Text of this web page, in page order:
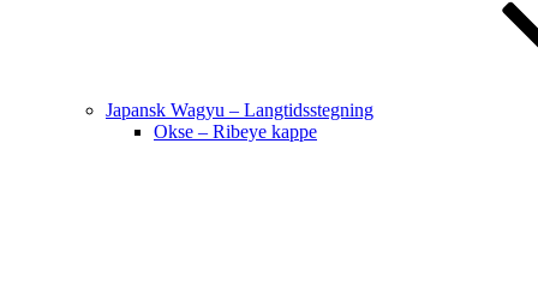
Japansk Wagyu – Langtidsstegning
Okse – Ribeye kappe